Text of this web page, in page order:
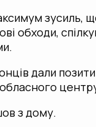
зусиль,
обходи,
дали
з дому.